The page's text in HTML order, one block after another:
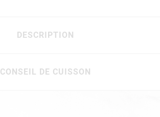
DESCRIPTION
CONSEIL DE CUISSON